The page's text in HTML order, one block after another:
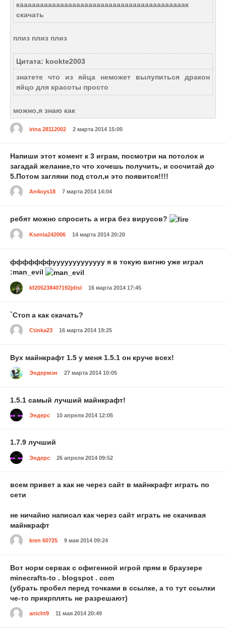
кааааааааааааааааааааааааааааааааааааааааак
скачать
плиз плиз плиз
Цитата: kookte2003
знатете что из яйца неможет вылупиться дракон
яйцо для красоты просто
можно,я знаю как
irina 28112002 2 марта 2014 15:00
Напиши этот комент к 3 играм, посмотри на потолок и
загадай желание,то что хочешь получить, и сосчитай до
5.Потом загляни под стол,и это появится!!!!
An4oys18 7 марта 2014 14:04
ребят можно спросить а игра без вирусов?
Ksenia242006 14 марта 2014 20:20
фффффффууууууууууууу я в токую вигню уже играл
:man_evil
kf205238407192jdisl 16 марта 2014 17:45
`Стоп а как скачать?
Ctinka23 16 марта 2014 19:25
Вух майнкрафт 1.5 у меня 1.5.1 он круче всех!
Эндермэн 27 марта 2014 10:05
1.5.1 самый лучший майнкрафт!
Эндерс 10 апреля 2014 12:05
1.7.9 лучший
Эндерс 26 апреля 2014 09:52
всем привет а как не через сайт в майнкрафт играть по
сети
не ничайно написал как через сайт играть не скачивая
майнкрафт
kren 60725 9 мая 2014 09:24
Вот норм сервак с офигенной игрой прям в браузере
minecrafts-to . blogspot . com
(убрать пробел перед точками в ссылке, а то тут ссылки
че-то прикрплять не разрешают)
anicht9 11 мая 2014 20:49